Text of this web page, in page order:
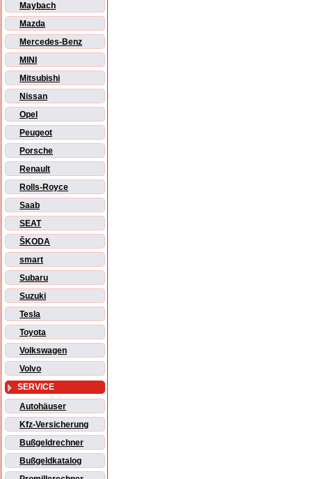
Maybach
Mazda
Mercedes-Benz
MINI
Mitsubishi
Nissan
Opel
Peugeot
Porsche
Renault
Rolls-Royce
Saab
SEAT
ŠKODA
smart
Subaru
Suzuki
Tesla
Toyota
Volkswagen
Volvo
SERVICE
Autohäuser
Kfz-Versicherung
Bußgeldrechner
Bußgeldkatalog